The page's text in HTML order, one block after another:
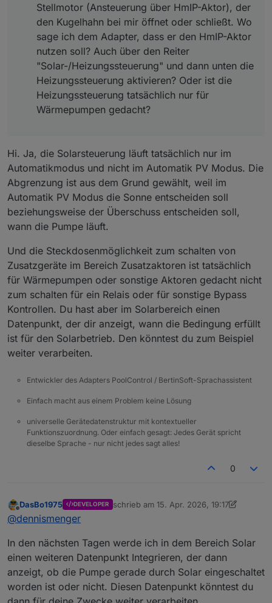
Diese dürfen dann im
Automatikmodus die Pumpe ein und
ausschalten.
Automatik PV - schaltet die Pumpe
ein bzw. aus (mit Nachlaufzeit) wenn
Photovoltaik Überschuss vorhanden
ist.
Zeit - Im Zeitmodul läuft die Pumpe
zu den eingestellten
Tagen/Uhrzeiten.
Heizung/Wärmepumpensteuerung.
Sicherheitsfunktionen können aber
zusätzlich aktiviert werden. Wie z.B.
der Frostwächter. Im Manuellen
Modus kannst du den
Wartungsmodus starten. Dieser
würde dann so lange laufen bis du
tägliche Umwälzmenge nicht
berücksichtigt.
Aus - selbsterklärend
Ich hoffe ich konnte dir so etws helfen.
LG
Oder ist die Heizungssteuerung
tatsächlich nur für Wärmepumpen
gedacht?
Stellmotor (Ansteuerung über HmIP-Aktor), der
den Kugelhahn bei mir öffnet oder schließt. Wo
sage ich dem Adapter, dass er den HmIP-Aktor
nutzen soll? Auch über den Reiter
"Solar-/Heizungssteuerung" und dann unten die
Heizungssteuerung aktivieren? Oder ist die
Heizungssteuerung tatsächlich nur für
Wärmepumpen gedacht?
Hi. Ja, die Solarsteuerung läuft tatsächlich nur im
Automatikmodus und nicht im Automatik PV Modus. Die
Abgrenzung ist aus dem Grund gewählt, weil im
Automatik PV Modus die Sonne entscheiden soll
beziehungsweise der Überschuss entscheiden soll,
wann die Pumpe läuft.
Und die Steckdosenmöglichkeit zum schalten von
Zusatzgeräte im Bereich Zusatzaktoren ist tatsächlich
für Wärmepumpen oder sonstige Aktoren gedacht nicht
zum schalten für ein Relais oder für sonstige Bypass
Kontrollen. Du hast aber im Solarbereich einen
Datenpunkt, der dir anzeigt, wann die Bedingung erfüllt
ist für den Solarbetrieb. Den könntest du zum Beispiel
weiter verarbeiten.
Entwickler des Adapters PoolControl / BertinSoft-Sprachassistent
Einfach macht aus einem Problem keine Lösung
universelle Gerätedatenstruktur mit kontextueller
Funktionszuordnung. Oder einfach gesagt: Jedes Gerät spricht
dieselbe Sprache - nur nicht jedes sagt alles!
0
Offline
DasBo1975 DEVELOPER schrieb am 15. Apr. 2026, 19:17
zuletzt editiert von DasBo1975
@dennismenger
In den nächsten Tagen werde ich in dem Bereich Solar
einen weiteren Datenpunkt Integrieren, der dann
anzeigt, ob die Pumpe gerade durch Solar eingeschaltet
worden ist oder nicht. Diesen Datenpunkt könntest du